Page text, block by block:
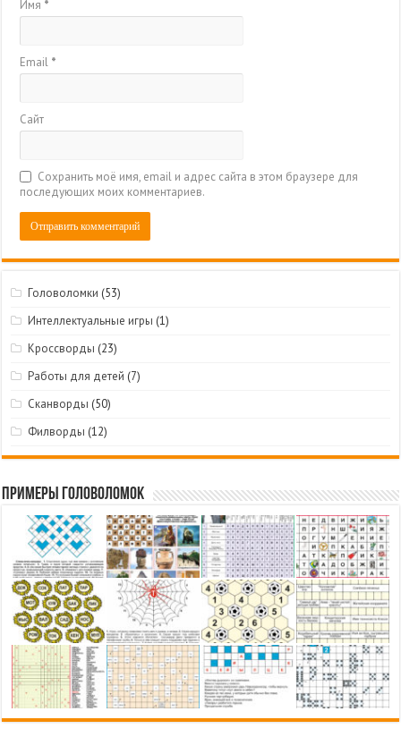
Имя *
Email *
Сайт
Сохранить моё имя, email и адрес сайта в этом браузере для
последующих моих комментариев.
Головоломки (53)
Интеллектуальные игры (1)
Кроссворды (23)
Работы для детей (7)
Сканворды (50)
Филворды (12)
Примеры головоломок